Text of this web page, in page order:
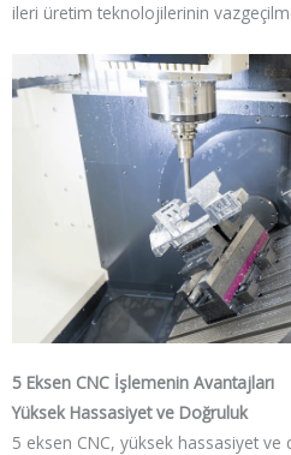
ileri üretim teknolojilerinin
5 Eksen CNC İşlemenin Avantajları
Yüksek Hassasiyet ve Doğruluk
5 eksen CNC, yüksek hassasiyet